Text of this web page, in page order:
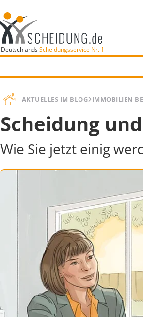
DeutschlandsScheidungsservice Nr. 1
AKTUELLES IM BLOG IMMOBILIEN
Scheidung
Wie Sie jetzt einig